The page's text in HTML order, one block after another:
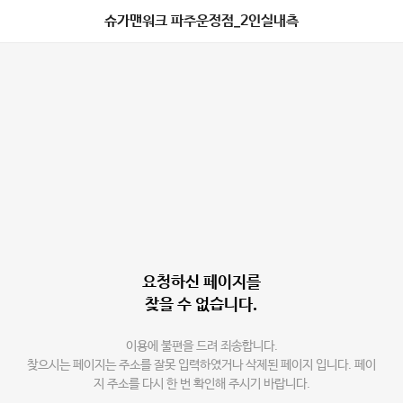
슈가맨워크 파주운정점_2인실내측
요청하신 페이지를
찾을 수 없습니다.
이용에 불편을 드려 죄송합니다.
찾으시는 페이지는 주소를 잘못 입력하였거나 삭제된 페이지 입니다. 페이
지 주소를 다시 한 번 확인해 주시기 바랍니다.